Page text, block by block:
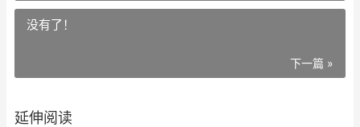
没有了！
下一篇 »
延伸阅读